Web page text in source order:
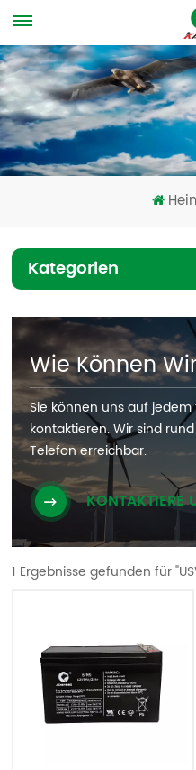
Kategorien
Wie Können
Sie können uns auf
kontaktieren. Wir sind
Telefon erreichbar.
KONTAKTIERE
1 Ergebnisse gefunden für